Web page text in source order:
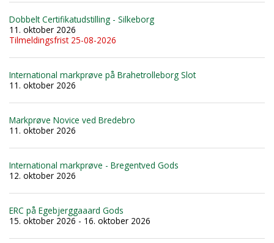
Dobbelt Certifikatudstilling - Silkeborg
11. oktober 2026
Tilmeldingsfrist 25-08-2026
International markprøve på Brahetrolleborg Slot
11. oktober 2026
Markprøve Novice ved Bredebro
11. oktober 2026
International markprøve - Bregentved Gods
12. oktober 2026
ERC på Egebjerggaaard Gods
15. oktober 2026 - 16. oktober 2026